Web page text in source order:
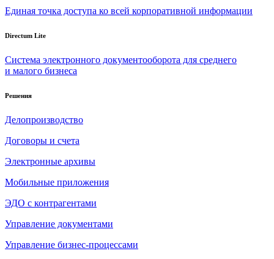
Единая точка доступа ко всей корпоративной информации
Directum Lite
Система электронного документооборота для среднего
и малого бизнеса
Решения
Делопроизводство
Договоры и счета
Электронные архивы
Мобильные приложения
ЭДО с контрагентами
Управление документами
Управление бизнес-процессами